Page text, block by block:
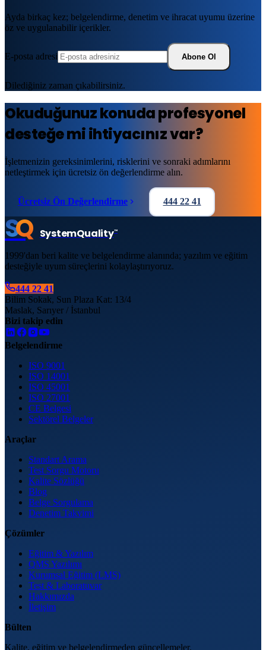
Ayda birkaç kez; belgelendirme, denetim ve ihracat uyumu üzerine
öz ve uygulanabilir içerikler.
E-posta adresi Abone Ol
Dilediğiniz zaman çıkabilirsiniz.
Okuduğunuz konuda profesyonel
desteğe mi ihtiyacınız var?
İşletmenizin gereksinimlerini, risklerini ve sonraki adımlarını
netleştirmek için ücretsiz ön değerlendirme alın.
Ücretsiz Ön Değerlendirme 444 22 41
SQ SystemQuality™
1999'dan beri kalite ve belgelendirme alanında; yazılım ve eğitim
desteğiyle uyum süreçlerini kolaylaştırıyoruz.
444 22 41
Bilim Sokak, Sun Plaza Kat: 13/4
Maslak, Sarıyer / İstanbul
Bizi takip edin
Belgelendirme
ISO 9001
ISO 14001
ISO 45001
ISO 27001
CE Belgesi
Sektörel Belgeler
Araçlar
Standart Arama
Test Sorgu Motoru
Kalite Sözlüğü
Blog
Belge Sorgulama
Denetim Takvimi
Çözümler
Eğitim & Yazılım
QMS Yazılımı
Kurumsal Eğitim (LMS)
Test & Laboratuvar
Hakkımızda
İletişim
Bülten
Kalite, eğitim ve belgelendirmeden güncellemeler.